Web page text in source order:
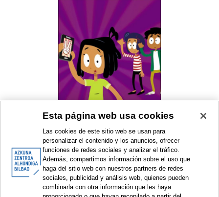
Berdinet
Workshop
2018
Esta página web usa cookies
Las cookies de este sitio web se usan para
personalizar el contenido y los anuncios, ofrecer
funciones de redes sociales y analizar el tráfico.
Además, compartimos información sobre el uso que
haga del sitio web con nuestros partners de redes
sociales, publicidad y análisis web, quienes pueden
combinarla con otra información que les haya